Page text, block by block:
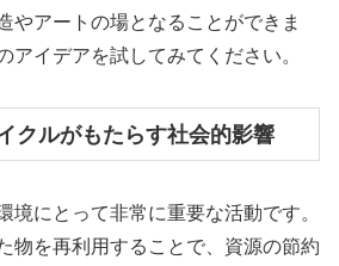
やアートの場となることができま
アイデアを試してみてください。
クルがもたらす社会的影響
境にとって非常に重要な活動です。
物を再利用することで、資源の節約